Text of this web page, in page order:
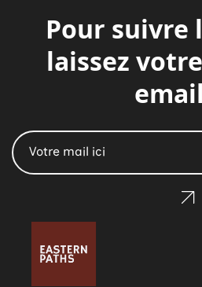
Pour suivre
laissez